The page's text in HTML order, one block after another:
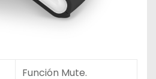
Función Mute.